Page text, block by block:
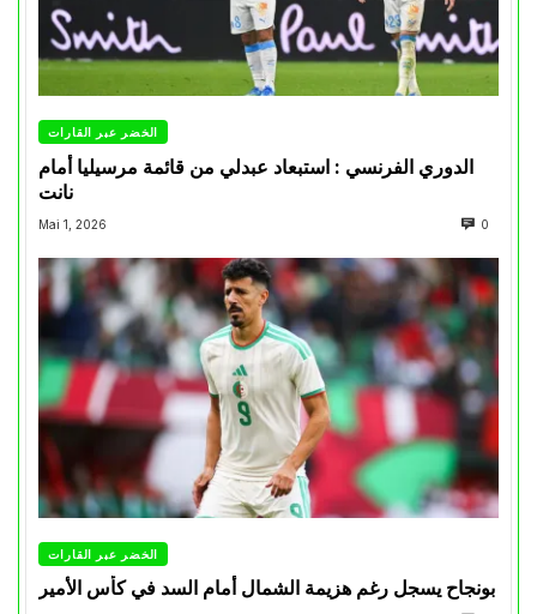
الخضر عبر القارات
الدوري الفرنسي : استبعاد عبدلي من قائمة مرسيليا أمام
نانت
Mai 1, 2026 0
الخضر عبر القارات
بونجاح يسجل رغم هزيمة الشمال أمام السد في كأس الأمير